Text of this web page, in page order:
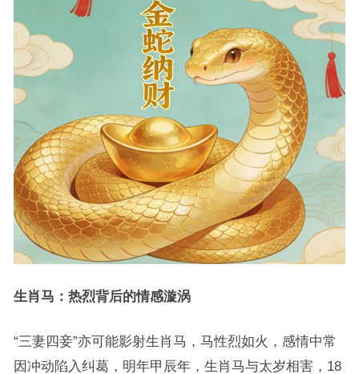
生肖马：热烈背后的情感漩涡
“三妻四妾”亦可能影射生肖马，马性烈如火，感情中常
因冲动陷入纠葛，明年甲辰年，生肖马与太岁相害，18